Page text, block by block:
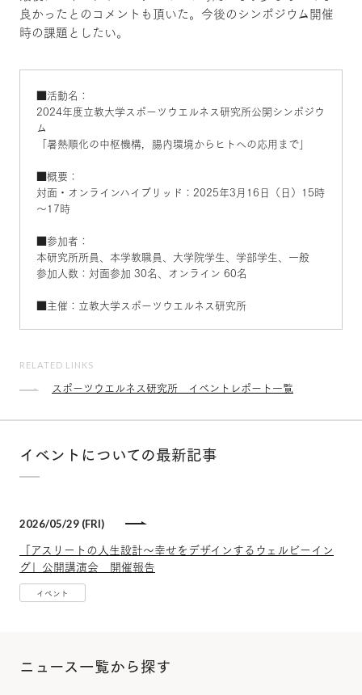
良かったとのコメントも頂いた。今後のシンポジウム開催
時の課題としたい。
■活動名：
2024年度立教大学スポーツウエルネス研究所公開シンポジウ
ム
「暑熱順化の中枢機構，腸内環境からヒトへの応用まで」
■概要：
対面・オンラインハイブリッド：2025年3月16日（日）15時
～17時
■参加者：
本研究所所員、本学教職員、大学院学生、学部学生、一般
参加人数：対面参加 30名、オンライン 60名
■主催：立教大学スポーツウエルネス研究所
RELATED LINKS
スポーツウエルネス研究所 イベントレポート一覧
イベントについての最新記事
「アスリートの人生設計～幸せをデザインするウェルビーイン
グ」公開講演会 開催報告
イベント
2026/05/29 (FRI)
ニュース一覧から探す